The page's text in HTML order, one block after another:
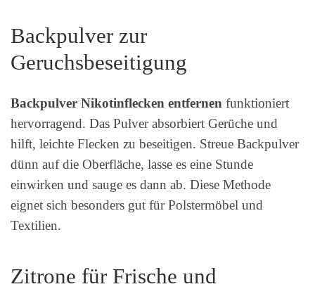
Backpulver zur
Geruchsbeseitigung
Backpulver Nikotinflecken entfernen funktioniert
hervorragend. Das Pulver absorbiert Gerüche und
hilft, leichte Flecken zu beseitigen. Streue Backpulver
dünn auf die Oberfläche, lasse es eine Stunde
einwirken und sauge es dann ab. Diese Methode
eignet sich besonders gut für Polstermöbel und
Textilien.
Zitrone für Frische und